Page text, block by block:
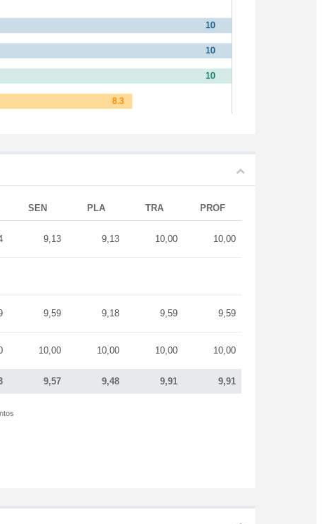
SEN PLA TRA PROF
9,57 9,48 9,91 9,91
9,13 9,13 10,00 10,00
9,59 9,18 9,59 9,59
10,00 10,00 10,00 10,00